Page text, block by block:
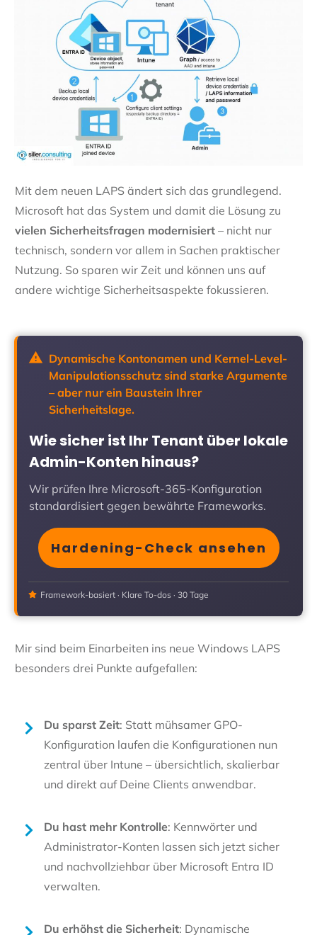
Mit dem neuen LAPS ändert sich das grundlegend.
Microsoft hat das System und damit die Lösung zu
vielen Sicherheitsfragen modernisiert – nicht nur
technisch, sondern vor allem in Sachen praktischer
Nutzung. So sparen wir Zeit und können uns auf
andere wichtige Sicherheitsaspekte fokussieren.
Dynamische Kontonamen und Kernel-Level-
Manipulationsschutz sind starke Argumente
– aber nur ein Baustein Ihrer
Sicherheitslage.
Wie sicher ist Ihr Tenant über lokale
Admin-Konten hinaus?
Wir prüfen Ihre Microsoft-365-Konfiguration
standardisiert gegen bewährte Frameworks.
Hardening-Check ansehen
Framework-basiert · Klare To-dos · 30 Tage
Mir sind beim Einarbeiten ins neue Windows LAPS
besonders drei Punkte aufgefallen:
Du sparst Zeit: Statt mühsamer GPO-
Konfiguration laufen die Konfigurationen nun
zentral über Intune – übersichtlich, skalierbar
und direkt auf Deine Clients anwendbar.
Du hast mehr Kontrolle: Kennwörter und
Administrator-Konten lassen sich jetzt sicher
und nachvollziehbar über Microsoft Entra ID
verwalten.
Du erhöhst die Sicherheit: Dynamische